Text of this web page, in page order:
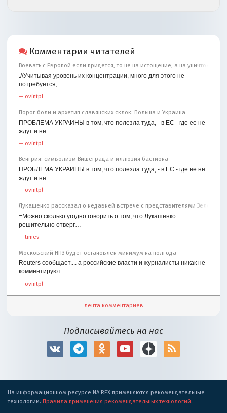
Комментарии читателей
Воевать с Европой если придётся, то не на истощение, а на уничтожение
.//Учитывая уровень их концентрации, много для этого не
потребуется;…
— ovintpl
Порог боли и архетип славянских склок: Польша и Украина
ПРОБЛЕМА УКРАИНЫ в том, что полезла туда, - в ЕС - где ее не
ждут и не…
— ovintpl
Венгрия: символизм Вишеграда и иллюзия бастиона
ПРОБЛЕМА УКРАИНЫ в том, что полезла туда, - в ЕС - где ее не
ждут и не…
— ovintpl
Лукашенко рассказал о недавней встрече с представителями
=Можно сколько угодно говорить о том, что Лукашенко
решительно отверг…
—timev
Московский НПЗ будет остановлен минимум на полгода
Reuters сообщает.... а российские власти и журналисты никак не
комментируют…
— ovintpl
лента комментариев
Подписывайтесь на нас
На информационном ресурсе ИА REX применяются рекомендательные
технологии. Правила применения рекомендательных технологий.